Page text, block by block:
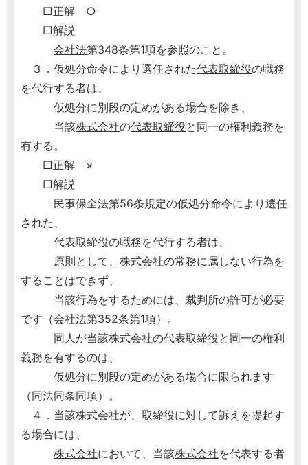
□正解 ○
□解説
会社法第348条第1項を参照のこと。
３．仮処分命令により選任された代表取締役の職務
を代行する者は、
仮処分に別段の定めがある場合を除き、
当該株式会社の代表取締役と同一の権利義務を
有する。
□正解 ×
□解説
民事保全法第56条規定の仮処分命令により選任
された、
代表取締役の職務を代行する者は、
原則として、 株式会社の常務に属しない行為を
することはできず、
当該行為をするためには、裁判所の許可が必要
です（会社法第352条第1項）。
同人が当該株式会社の代表取締役と同一の権利
義務を有するのは、
仮処分に別段の定めがある場合に限られます
（同法同条同項）。
４．当該株式会社が、 取締役に対して訴えを提起す
る場合には、
株式会社において、当該株式会社を代表する者